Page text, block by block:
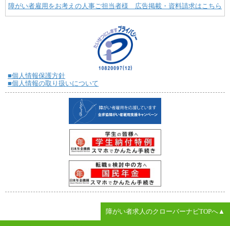
障がい者雇用をお考えの人事ご担当者様 広告掲載・資料請求はこちら
■個人情報保護方針
■個人情報の取り扱いについて
障がい者求人のクローバーナビTOPへ▲